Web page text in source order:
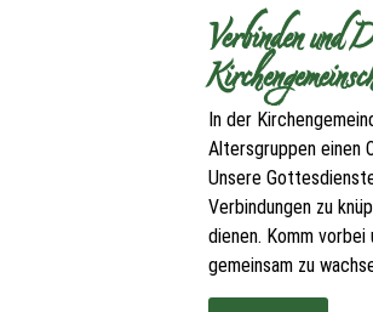
Verbinden
In der
Altersgruppen einen
Unsere
Verbindungen zu
dienen. Komm
gemeinsam zu